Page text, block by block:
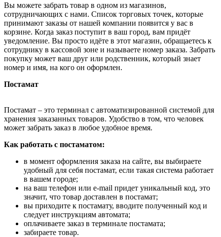
Вы можете забрать товар в одном из магазинов,
сотрудничающих с нами. Список торговых точек, которые
принимают заказы от нашей компании появится у вас в
корзине. Когда заказ поступит в ваш город, вам придёт
уведомление. Вы просто идёте в этот магазин, обращаетесь к
сотруднику в кассовой зоне и называете номер заказа. Забрать
покупку может ваш друг или родственник, который знает
номер и имя, на кого он оформлен.
Постамат
Постамат – это терминал с автоматизированной системой для
хранения заказанных товаров. Удобство в том, что человек
может забрать заказ в любое удобное время.
Как работать с постаматом:
в момент оформления заказа на сайте, вы выбираете
удобный для себя постамат, если такая система работает
в вашем городе;
на ваш телефон или e-mail придет уникальный код, это
значит, что товар доставлен в постамат;
вы приходите к постамату, вводите полученный код и
следует инструкциям автомата;
оплачиваете заказ в терминале постамата;
забираете товар.